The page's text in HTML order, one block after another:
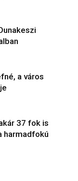
a város
37 fok is
harmadfokú